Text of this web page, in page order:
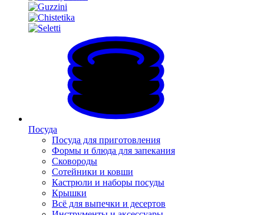
Посуда
Посуда для приготовления
Формы и блюда для запекания
Сковороды
Сотейники и ковши
Кастрюли и наборы посуды
Крышки
Всё для выпечки и десертов